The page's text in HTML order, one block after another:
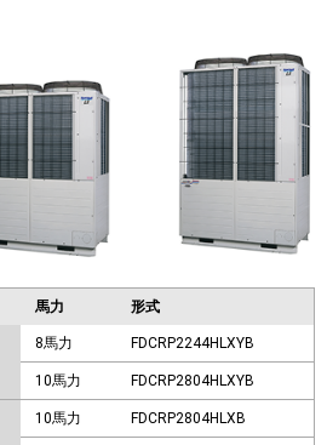
馬力 形式
8馬力 FDCRP2244HLXYB
10馬力 FDCRP2804HLXYB
10馬力 FDCRP2804HLXB